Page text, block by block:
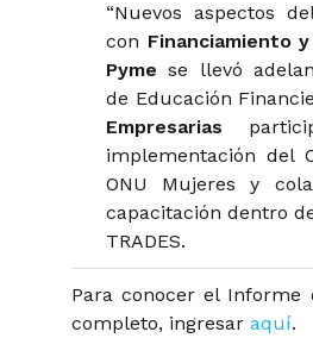
“Nuevos aspectos
con Financiamiento
Pymese llevó
de Educación
Empresarias
implementación del
ONU Mujeres y
capacitación dentro
TRADES.
Para conocer el Informe
completo, ingresar aquí.